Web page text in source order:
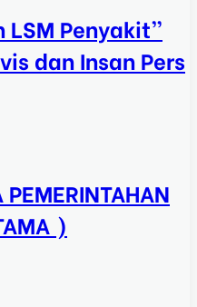
Penyakit”
dan Insan Pers
PEMERINTAHAN
)